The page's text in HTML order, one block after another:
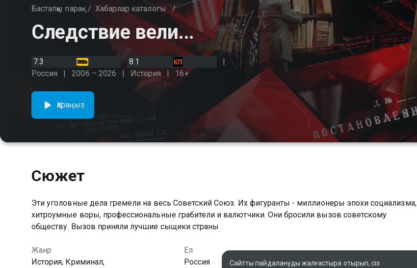
Бастапқы парақ / Хабарлар каталогы /
Следствие вели...
7.3
8.1
Россия
2006 – 2026 История 16+
Қараңыз
Сюжет
Эти уголовные дела гремели на весь Советский Союз. Их фигуранты - миллионеры эпохи социализма,
хитроумные воры, профессиональные грабители и валютчики. Они бросили вызов советскому
обществу. Вызов приняли лучшие сыщики страны
Жанр
История, Криминал,
Ел
Россия
Сайтты пайдалануды жалғастыра отырып, сіз